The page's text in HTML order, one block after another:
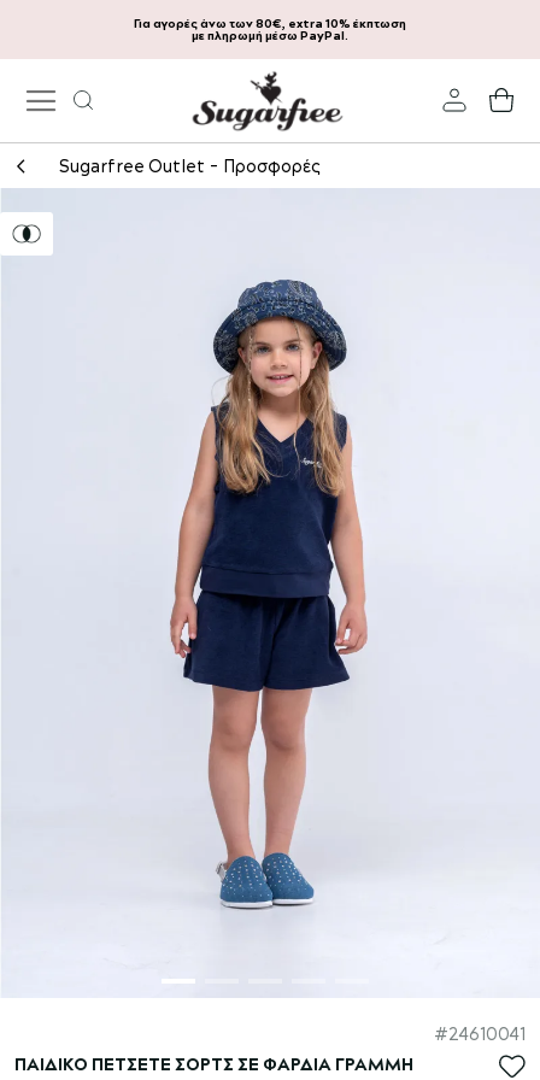
Μετάβαση
περιεχόμενο
Για αγορές άνω των 80€, extra 10% έκπτωση
με πληρωμή μέσω PayPal.
Sugarfree Outlet - Προσφορές
στο
τέλος
στηνΠΑΙΔΙΚΟ ΠΕΤΣΕΤΕ ΣΟΡΤΣ ΣΕ ΦΑΡΔΙΑ ΓΡΑΜΜΗ
24610041